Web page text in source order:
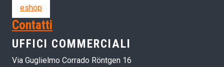
eshop
Contatti
UFFICI COMMERCIALI
Via Guglielmo Corrado Röntgen 16